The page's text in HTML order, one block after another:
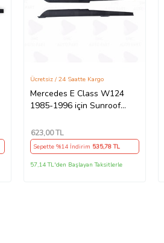
Mercedes E Class W124
1985-1996 için Sunroof
Ücretsiz / 24 Saatte Kargo
623,00 TL
Sepette %14 İndirim 535,78 TL
57,14 TL'den Başlayan Taksitlerle